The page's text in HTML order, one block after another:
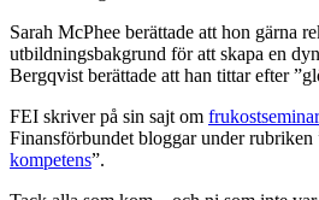
Sarah McPhee berättade att hon gärna
utbildningsbakgrund för att skapa en
Bergqvist berättade att han tittar efter
FEI skriver på sin sajt om
Finansförbundet bloggar under rubriken
kompetens”.